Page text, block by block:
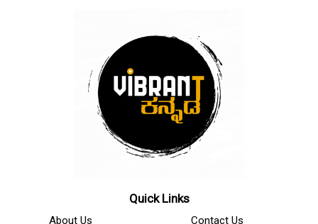
Quick Links
About Us Contact Us